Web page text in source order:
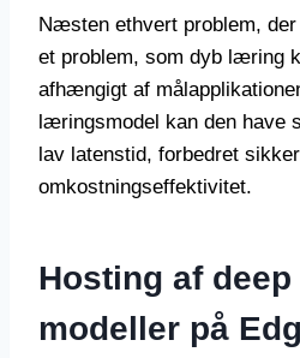
Næsten ethvert problem,
et problem, som dyb læring
afhængigt af
læringsmodel kan den have
lav latenstid, forbedret
omkostningseffektivitet.
Hosting af
modeller på